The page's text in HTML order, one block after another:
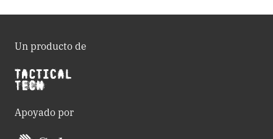
Un producto de
Apoyado por